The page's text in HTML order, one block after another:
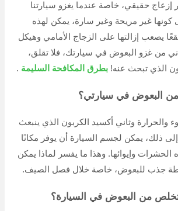
إزعاج حقيقي، خاصة عندما يغزو سيارتنا
كونها غير مريحة وغير سارة، يمكن لهذه
يصعب إزالتها على الزجاج الأمامي وهيكل
من غزو البعوض في سيارتك، فلا تقلق،
الذي تبحث عنه!بطرق المكافحة السليمة .
من البعوض في سيارتي؟
والحرارة وثاني أكسيد الكربون الذي ينبعث
ذلك، يمكن لجسم السيارة أن يوفر مكانًا
الحشرات وإيوائها. وهذا ما يفسر لماذا يمكن
جذب للبعوض، خاصة خلال فصل الصيف.
من البعوض في السيارة؟